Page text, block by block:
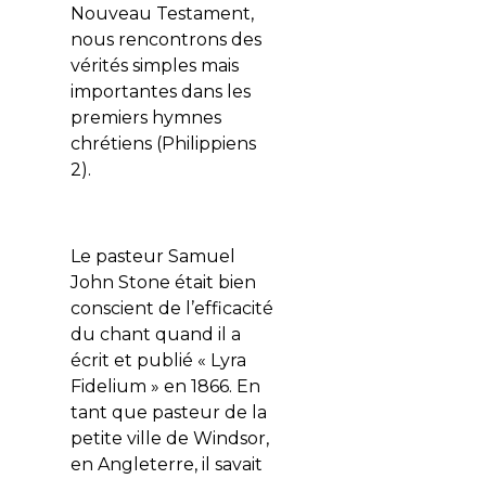
Nouveau Testament,
nous rencontrons des
vérités simples mais
importantes dans les
premiers hymnes
chrétiens (Philippiens
2).
Le pasteur Samuel
John Stone était bien
conscient de l’efficacité
du chant quand il a
écrit et publié « Lyra
Fidelium » en 1866. En
tant que pasteur de la
petite ville de Windsor,
en Angleterre, il savait